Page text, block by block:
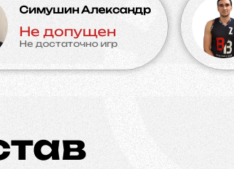
Симушин Александр
Не допущен
Не достаточно игр